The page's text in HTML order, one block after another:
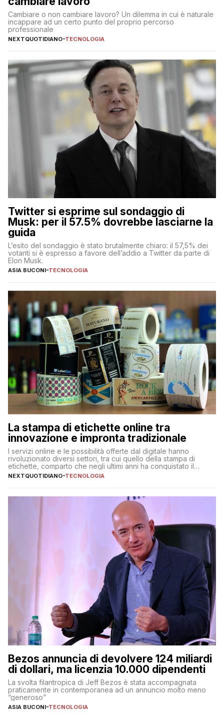
Cambiare o non cambiare lavoro? Un dilemma in cui è naturale
incappare ad un certo punto del proprio percorso
professionale
NEXTQUOTIDIANO-TECNOLOGIA
Twitter si esprime sul sondaggio di
Musk: per il 57.5% dovrebbe lasciarne la
guida
L’esito del sondaggio è stato brutalmente chiaro: il 57,5% dei
votanti si è espresso a favore dell’addio a Twitter da parte di
Elon Musk.
ASIA BUCONI-TECNOLOGIA
La stampa di etichette online tra
innovazione e impronta tradizionale
I servizi online e le possibilità offerte dal digitale hanno
rivoluzionato diversi settori, tra cui quello della stampa di
etichette, comparto che negli ultimi anni ha conquistato il
mercato quasi come un mondo a sé, indipendentemente dagli
altri prodotti stampati. Sono diverse, infatti, le aziende
proposte e […]
NEXTQUOTIDIANO-TECNOLOGIA
Bezos annuncia di devolvere 124 miliardi
di dollari, ma licenzia 10.000 dipendenti
La svolta filantropica di Jeff Bezos è stata accompagnata
praticamente in contemporanea ad un annuncio molto meno
“generoso”
ASIA BUCONI-TECNOLOGIA